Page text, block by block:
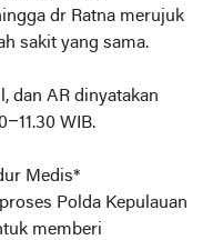
dr Ratna merujuk
sakit yang sama.
dan AR dinyatakan
WIB.
Medis*
Polda Kepulauan
memberi